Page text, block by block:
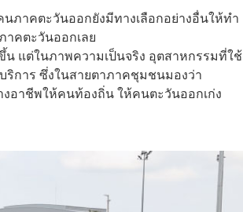
าคตะวันออกยังมีทางเลือกอย่างอื่นให้ทำ
คตะวันออกเลย
แต่ในภาพความเป็นจริง อุตสาหกรรมที่ใช้
ริการ ซึ่งในสายตาภาคชุมชนมองว่า
อาชีพให้คนท้องถิ่น ให้คนตะวันออกเก่ง